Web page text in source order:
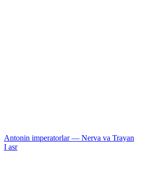
Antonin imperatorlar — Nerva va Trayan
I asr